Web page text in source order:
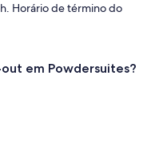
Horário de término do
em Powdersuites?